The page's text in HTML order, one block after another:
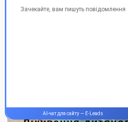
послуги: Ціна від, грн.